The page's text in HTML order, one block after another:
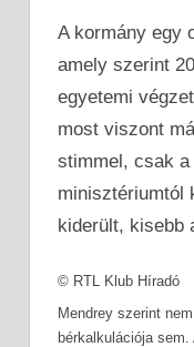
A kormány egy
amely szerint
egyetemi
most viszont
stimmel, csak a
minisztériumtól
kiderült, kisebb
© RTL Klub Híradó
Mendrey szerint
bérkalkulációja